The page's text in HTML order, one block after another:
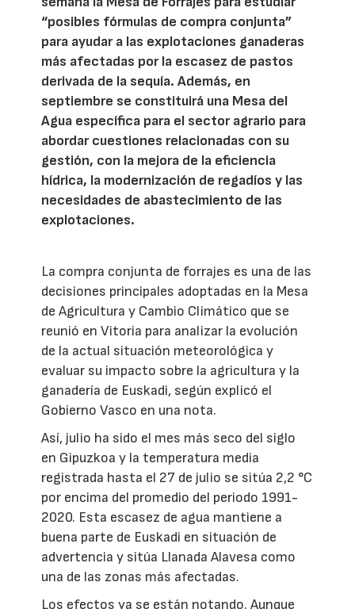
“posibles fórmulas de compra conjunta”
para ayudar a las explotaciones ganaderas
más afectadas por la escasez de pastos
derivada de la sequía. Además, en
septiembre se constituirá una Mesa del
Agua específica para el sector agrario para
abordar cuestiones relacionadas con su
gestión, con la mejora de la eficiencia
hídrica, la modernización de regadíos y las
necesidades de abastecimiento de las
explotaciones.
La compra conjunta de forrajes es una de las
decisiones principales adoptadas en la Mesa
de Agricultura y Cambio Climático que se
reunió en Vitoria para analizar la evolución
de la actual situación meteorológica y
evaluar su impacto sobre la agricultura y la
ganadería de Euskadi, según explicó el
Gobierno Vasco en una nota.
Así, julio ha sido el mes más seco del siglo
en Gipuzkoa y la temperatura media
registrada hasta el 27 de julio se sitúa 2,2 °C
por encima del promedio del periodo 1991-
2020. Esta escasez de agua mantiene a
buena parte de Euskadi en situación de
advertencia y sitúa Llanada Alavesa como
una de las zonas más afectadas.
Los efectos ya se están notando. Aunque